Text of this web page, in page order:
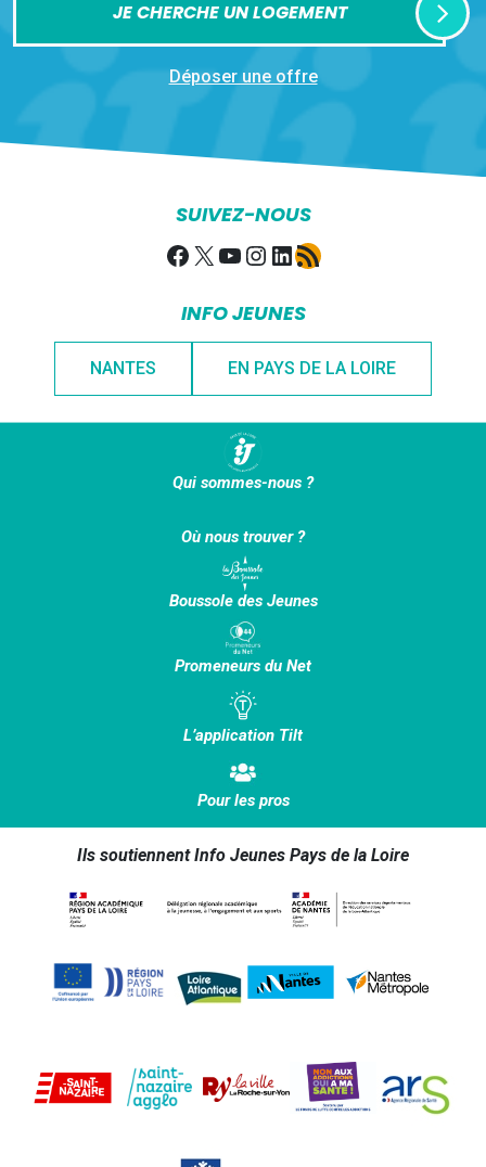
JE CHERCHE UN LOGEMENT
Déposer une offre
SUIVEZ-NOUS
Facebook
X YouTube
Instagram
LinkedIn
Flux RSS
INFO JEUNES
NANTES EN PAYS DE LA LOIRE
Qui sommes-nous ?
Où nous trouver ?
Boussole des Jeunes
Promeneurs du Net
L’application Tilt
Pour les pros
Ils soutiennent Info Jeunes Pays de la Loire